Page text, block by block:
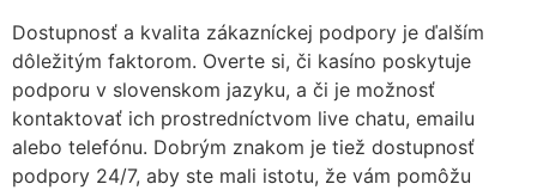
Dostupnosť a kvalita zákazníckej podpory je ďalším
dôležitým faktorom. Overte si, či kasíno poskytuje
podporu v slovenskom jazyku, a či je možnosť
kontaktovať ich prostredníctvom live chatu, emailu
alebo telefónu. Dobrým znakom je tiež dostupnosť
podpory 24/7, aby ste mali istotu, že vám pomôžu